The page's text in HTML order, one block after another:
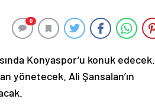
0
Konyaspor’u konuk
yönetecek. Ali Şansalan’ın